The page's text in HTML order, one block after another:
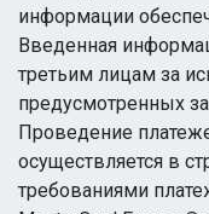
информации
Введенная
третьим лицам за
предусмотренных
Проведение
осуществляется в
требованиями